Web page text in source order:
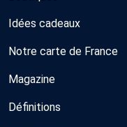
Idées cadeaux
Notre carte de France
Magazine
Définitions